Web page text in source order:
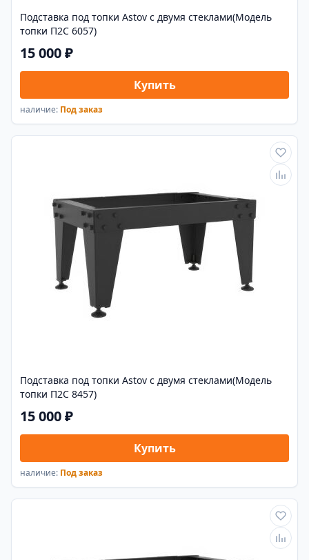
Подставка под топки Astov с двумя стеклами(Модель
топки П2С 6057)
15 000 ₽
Купить
наличие: Под заказ
Подставка под топки Astov с двумя стеклами(Модель
топки П2С 8457)
15 000 ₽
Купить
наличие: Под заказ